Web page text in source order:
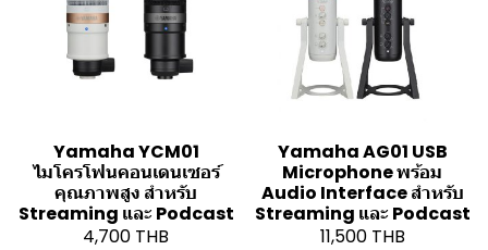
Yamaha YCM01
ไมโครโฟนคอนเดนเซอร์
คุณภาพสูง สำหรับ
Streaming และ Podcast
4,700 THB
Yamaha AG01 USB
Microphone พร้อม
Audio Interface สำหรับ
Streaming และ Podcast
11,500 THB